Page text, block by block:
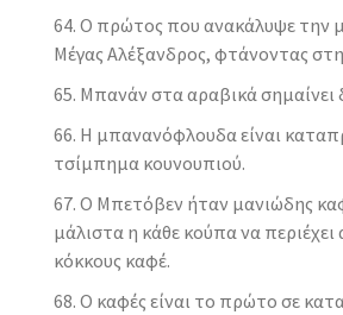
Ο πρώτος που ανακάλυψε την
Μέγας Αλέξανδρος, φτάνοντας
Μπανάν στα αραβικά σημαίνει
Η μπανανόφλουδα είναι
τσίμπημα κουνουπιού.
Ο Μπετόβεν ήταν μανιώδης
μάλιστα η κάθε κούπα να περιέχει
κόκκους καφέ.
Ο καφές είναι το πρώτο σε